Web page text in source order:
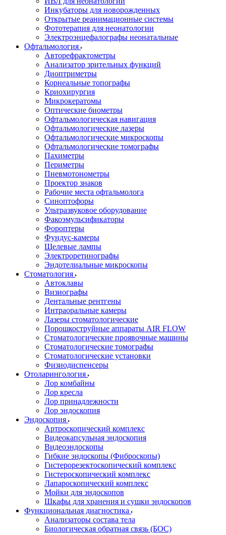
Инкубаторы для новорожденных
Открытые реанимационные системы
Фототерапия для неонатологии
Электроэнцефалографы неонатальные
Офтальмология
Авторефрактометры
Анализатор зрительных функций
Диоптриметры
Корнеальные топографы
Криохирургия
Микрокератомы
Оптические биометры
Офтальмологическая навигация
Офтальмологические лазеры
Офтальмологические микроскопы
Офтальмологические томографы
Пахиметры
Периметры
Пневмотонометры
Проектор знаков
Рабочие места офтальмолога
Синоптофоры
Ультразвуковое оборудование
Факоэмульсификаторы
Фороптеры
Фундус-камеры
Щелевые лампы
Электроретинографы
Эндотелиальные микроскопы
Стоматология
Автоклавы
Визиографы
Дентальные рентгены
Интраоральные камеры
Лазеры стоматологические
Порошкоструйные аппараты AIR FLOW
Стоматологические проявочные машины
Стоматологические томографы
Стоматологические установки
Физиодиспенсеры
Отоларингология
Лор комбайны
Лор кресла
Лор принадлежности
Лор эндоскопия
Эндоскопия
Артроскопический комплекс
Видеокапсульная эндоскопия
Видеоэндоскопы
Гибкие эндоскопы (Фиброcкопы)
Гистерорезектоскопический комплекс
Гистероскопический комплекс
Лапароскопический комплекс
Мойки для эндоскопов
Шкафы для хранения и сушки эндоскопов
Функциональная диагностика
Анализаторы состава тела
Биологическая обратная связь (БОС)